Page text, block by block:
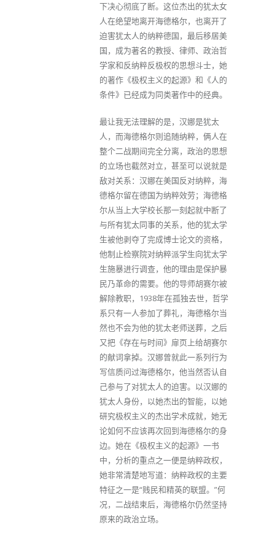
下决心彻底了断。这位杰出的犹太女
人在绝望地离开海德格尔，也离开了
迫害犹太人的纳粹德国，最后移居美
国，成为著名的教授、律师、政治哲
学家和反纳粹反极权的思想斗士，她
的著作《极权主义的起源》和《人的
条件》已经成为同类著作中的经典。
最让我无法理解的是，汉娜是犹太
人，而海德格尔则追随纳粹，俩人在
整个二战期间完全分离，政治的思想
的立场也截然对立，甚至可以说就是
敌对关系：汉娜在美国反对纳粹，海
德格尔留在德国为纳粹效劳；海德格
尔从当上大学校长那一刻起就中断了
与所有犹太同事的关系，他的犹太学
生被他剥夺了完成博士论文的资格，
他制止检察院对纳粹派学生向犹太学
生施暴进行调查，他的理由是保护暴
民乃革命的需要。他的导师胡赛尔被
解除教职，1938年在孤独去世，哲学
系只有一人参加了葬礼，海德格尔当
然也不会为他的犹太老师送葬，之后
又把《存在与时间》扉页上给胡赛尔
的献词拿掉。汉娜曾就此一系列行为
写信质问过海德格尔，他当然否认自
己参与了对犹太人的迫害。以汉娜的
犹太人身份，以她杰出的智能，以她
研究极权主义的杰出学术成就，她无
论如何不应该再次回到海德格尔的身
边。她在《极权主义的起源》一书
中，分析的重点之一便是纳粹政权，
她非常清楚地写道：纳粹政权的主要
特征之一是“贱民和精英的联盟。”何
况，二战结束后，海德格尔仍然坚持
原来的政治立场。